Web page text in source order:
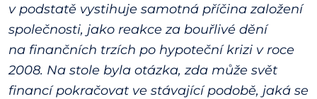
v podstatě vystihuje samotná příčina založení
společnosti, jako reakce za bouřlivé dění
na finančních trzích po hypoteční krizi v roce
2008. Na stole byla otázka, zda může svět
financí pokračovat ve stávající podobě, jaká se